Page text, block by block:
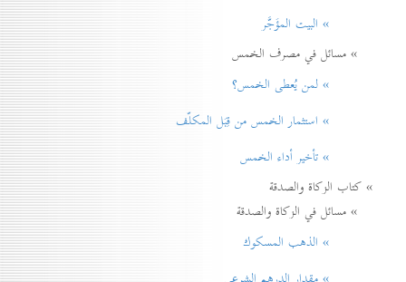
» البيت المؤَجَّر
» مسائل في مصرف الخمس
» لمن يُعطی الخمس؟
» استثمار الخمس من قِبَل المكلّف
» تأخير أداء الخمس
» كتاب الزكاة والصدقة
» مسائل في الزكاة والصدقة
» الذهب المسكوك